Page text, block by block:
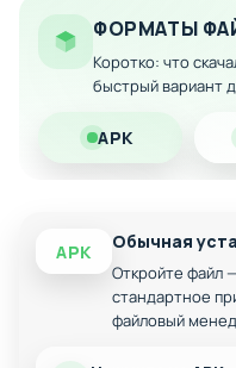
операциями
ограничений
Скачайте
почувствуйте себя
препятствий!
ФОРМАТЫ
Коротко: что
быстрый вариант
APK
APK Обычная
Откройте файл
стандартное
файловый